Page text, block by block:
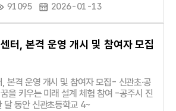
91095 2026-01-13
터, 본격 운영 개시 및 참여자 모집
본격 운영 개시 및 참여자 모집- 신관초·공
을 키우는 미래 설계 체험 참여 -공주시 진
달 동안 신관초등학교 4~